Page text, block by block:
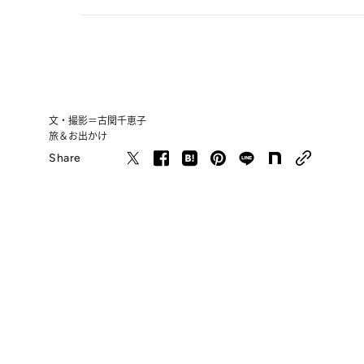
文・撮影＝古関千恵子
旅＆お出かけ
Share